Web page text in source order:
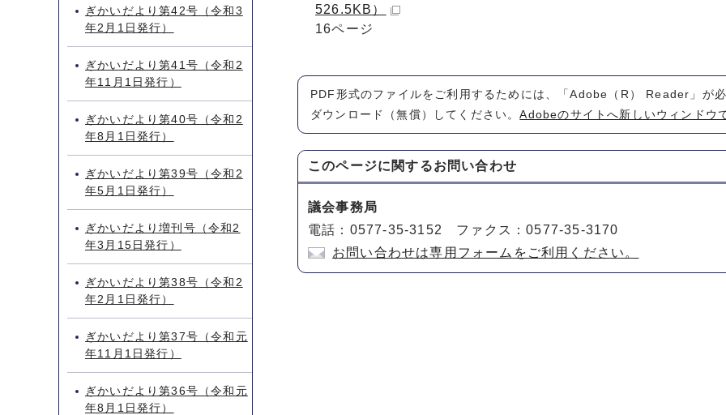
526.5KB）
16ページ
PDF形式のファイルをご利用するためには、「Adobe（R） Reader」が
ダウンロード（無償）してください。Adobeのサイトへ新しいウィンドウ
このページに関するお問い合わせ
議会事務局
電話：0577-35-3152 ファクス：0577-35-3170
お問い合わせは専用フォームをご利用ください。
ぎかいだより第42号（令和3
年2月1日発行）
ぎかいだより第41号（令和2
年11月1日発行）
ぎかいだより第40号（令和2
年8月1日発行）
ぎかいだより第39号（令和2
年5月1日発行）
ぎかいだより増刊号（令和2
年3月15日発行）
ぎかいだより第38号（令和2
年2月1日発行）
ぎかいだより第37号（令和元
年11月1日発行）
ぎかいだより第36号（令和元
年8月1日発行）